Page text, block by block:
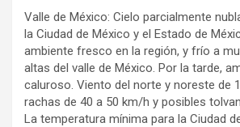
Valle de México: Cielo parcialmente
la Ciudad de México y el Estado de
ambiente fresco en la región, y frío a
altas del valle de México. Por la tarde,
caluroso. Viento del norte y noreste de
rachas de 40 a 50 km/h y posibles
La temperatura mínima para la Ciudad